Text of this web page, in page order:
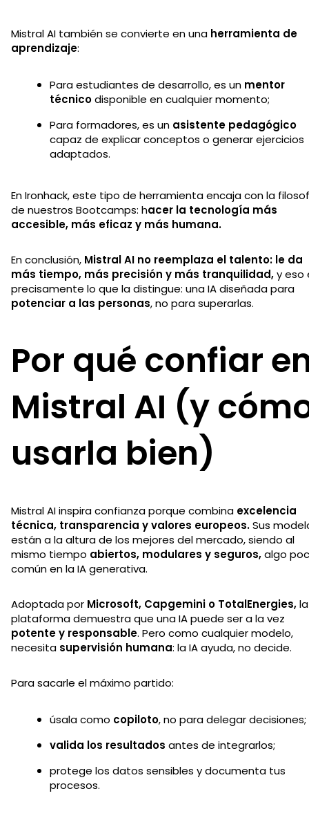
Mistral AI también se convierte en una herramienta de
aprendizaje:
Para estudiantes de desarrollo, es un mentor
técnicodisponible en cualquier momento;
Para formadores, es un asistente pedagógico
capaz de explicar conceptos o generar ejercicios
adaptados.
En Ironhack, este tipo de herramienta encaja con la
de nuestros Bootcamps: hacer la tecnología más
accesible, más eficaz y más humana.
En conclusión, Mistral AI no reemplaza el talento: le da
más tiempo, más precisión y más tranquilidad,y eso
precisamente lo que la distingue: una IA diseñada para
potenciar a las personas, no para superarlas.
Por qué confiar
Mistral AI (y
usarla bien)
Mistral AI inspira confianza porque combina excelencia
técnica, transparencia y valores europeos.Sus
están a la altura de los mejores del mercado, siendo al
mismo tiempo abiertos, modulares y seguros,algo
común en la IA generativa.
Adoptada por Microsoft, Capgemini o TotalEnergies,la
plataforma demuestra que una IA puede ser a la vez
potente y responsable. Pero como cualquier modelo,
necesita supervisión humana: la IA ayuda, no decide.
Para sacarle el máximo partido:
úsala como copiloto, no para delegar decisiones;
valida los resultados antes de integrarlos;
protege los datos sensibles y documenta tus
procesos.